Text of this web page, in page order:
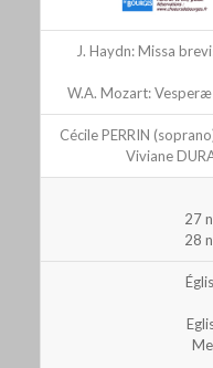
J. Haydn: Missa
W.A. Mozart:
Cécile PERRIN
Viviane
27
28